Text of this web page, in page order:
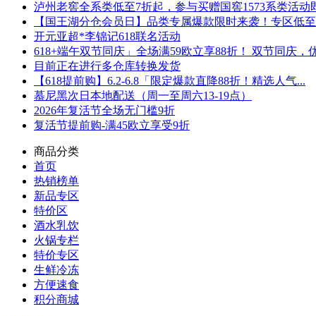
泸州老窖全系类低至7折起，参与买赠国窖1573系类活动
【国王湖分仓会员日】品类专属爆款限时来袭！专区低
开元亚超*李锦记618联名活动
618+端午双节同庆」全场满59欧立享88折！ 双节同庆，
目前正在进行多仓库转换发货
【618提前购】6.2-6.8「限定爆款直降88折！精选人气...
慕尼黑次日本地配送（周一至周六13-19点）
2026年复活节全场无门槛9折
复活节提前购-满45欧立享受9折
商品分类
首页
热销榜单
新品专区
特价区
酒水乳饮
火锅专栏
特价专区
生鲜冷冻
方便速食
积分商城